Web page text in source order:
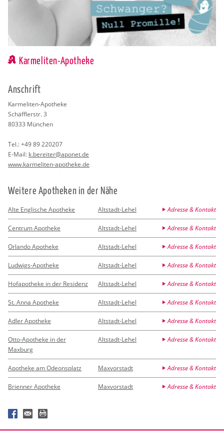
Karmeliten-Apotheke
An­schrift
Kar­me­li­ten-Apo­the­ke
Sch­äff­ler­str. 3
80333 Mün­chen
Tel.:+49 89 220207
E-Mail: k.​bereiter@​aponet.​de
www.​karmeliten-​apotheke.​de
Wei­te­re Apo­the­ken in der Nähe
Alte Englische Apotheke Altstadt-Lehel Adresse & Kontakt
Centrum Apotheke Altstadt-Lehel Adresse & Kontakt
Orlando Apotheke Altstadt-Lehel Adresse & Kontakt
Ludwigs-Apotheke Altstadt-Lehel Adresse & Kontakt
Hofapotheke in der Residenz Altstadt-Lehel Adresse & Kontakt
St. Anna Apotheke Altstadt-Lehel Adresse & Kontakt
Adler Apotheke Altstadt-Lehel Adresse & Kontakt
Otto-Apotheke in der
Maxburg
Altstadt-Lehel Adresse & Kontakt
Apotheke am Odeonsplatz Maxvorstadt Adresse & Kontakt
Brienner Apotheke Maxvorstadt Adresse & Kontakt